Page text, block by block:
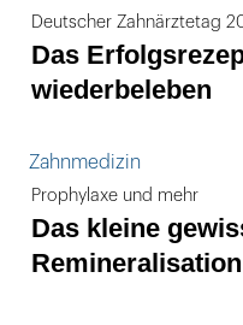
Deutscher Zahnärztetag
Das
wiederbeleben
Zahnmedizin
Prophylaxe und mehr
Das kleine
Remineralisation